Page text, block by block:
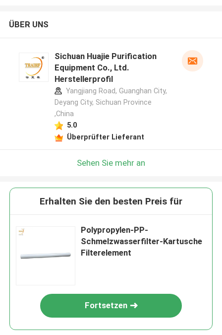
ÜBER UNS
Sichuan Huajie Purification
Equipment Co., Ltd.
Herstellerprofil
Yangjiang Road, Guanghan City,
Deyang City, Sichuan Province
,China
5.0
Überprüfter Lieferant
Sehen Sie mehr an
Erhalten Sie den besten Preis für
Polypropylen-PP-
Schmelzwasserfilter-Kartusche
Filterelement
Fortsetzen